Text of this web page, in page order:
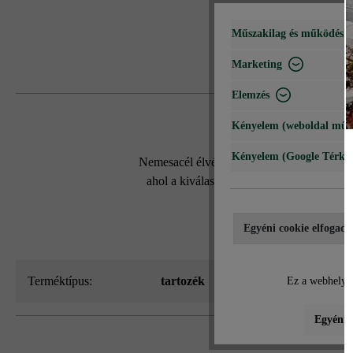
Nemesacél élvédőt akkor használunk, ha
ahol a kiválasztott kő vagy lap nem
esetében is. 4
Terméktípus: tartozék
Műszakilag és
Marketing
Elemzés
Kényelem (weboldal
Kényelem (Google
Egyéni cookie
Ez a webhely
Egyéni